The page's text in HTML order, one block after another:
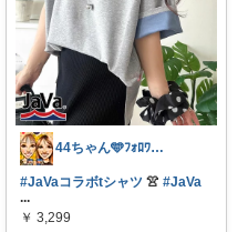
44ちゃん🩵ﾌｫﾛﾜｰ様から購入
#JaVaコラボtシャツ 👚 #JaVa
...
￥ 3,299